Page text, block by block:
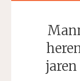
jaren